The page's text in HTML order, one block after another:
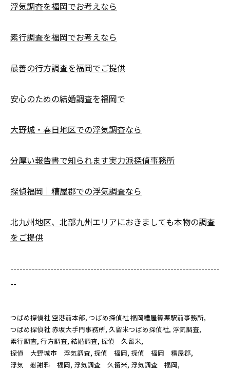
浮気調査を福岡でお考えなら
素行調査を福岡でお考えなら
最善の行方調査を福岡でご提供
安心のための結婚調査を福岡で
大野城・春日地区での浮気調査なら
分厚い報告書で知られます実力派探偵事務所
探偵福岡｜糟屋郡での浮気調査なら
北九州地区、北部九州エリアにおきましても本物の調査
をご提供
--------------------------------------------------------------------
--
つばめ探偵社 空港前本部 つばめ探偵社 福岡糟屋篠栗駅前事務所
つばめ探偵社 赤坂大手門事務所 久留米つばめ探偵社 浮気調査
素行調査 行方調査 結婚調査 探偵 久留米
探偵 大野城市 浮気調査 探偵 福岡 探偵 福岡 糟屋郡
浮気 慰謝料 福岡 浮気調査 久留米 浮気調査 福岡